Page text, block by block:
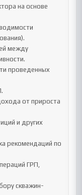
проведенных
рекомендаций по